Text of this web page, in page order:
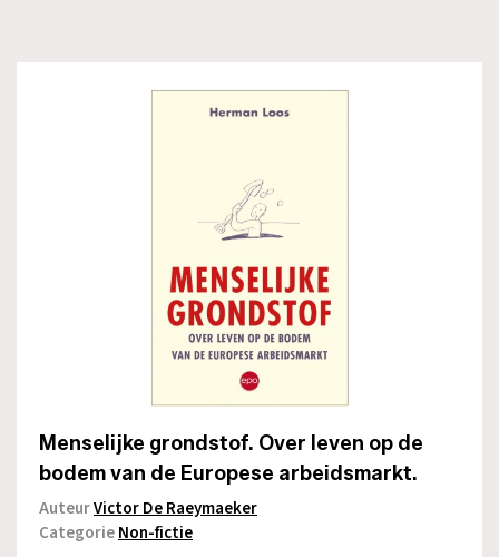
Menselijke grondstof. Over leven op de
bodem van de Europese arbeidsmarkt.
AuteurVictor De Raeymaeker
CategorieNon-fictie